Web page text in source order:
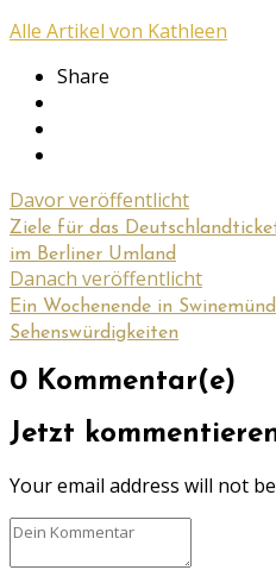
Alle Artikel von Kathleen
Share
Davor veröffentlicht
Ziele für das
im Berliner Umland
Danach veröffentlicht
Ein Wochenende in
Sehenswürdigkeiten
0 Kommentar(e)
Jetzt
Your email address will not